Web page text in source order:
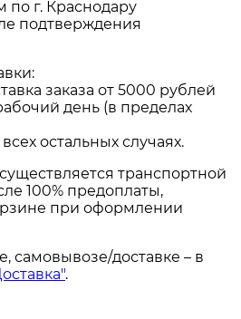
по г. Краснодару
подтверждения
заказа от 5000 рублей
день (в пределах
остальных случаях.
транспортной
100% предоплаты,
при оформлении
самовывозе/доставке – в
.